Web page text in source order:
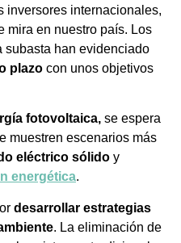
inversores internacionales,
mira en nuestro país. Los
subasta han evidenciado
plazo con unos objetivos
fotovoltaica, se espera
muestren escenarios más
eléctrico sólido y
energética.
desarrollar estrategias
. La eliminación de